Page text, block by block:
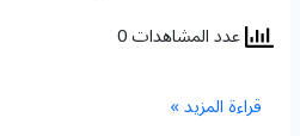
عدد المشاهدات 0
قراءة المزيد »